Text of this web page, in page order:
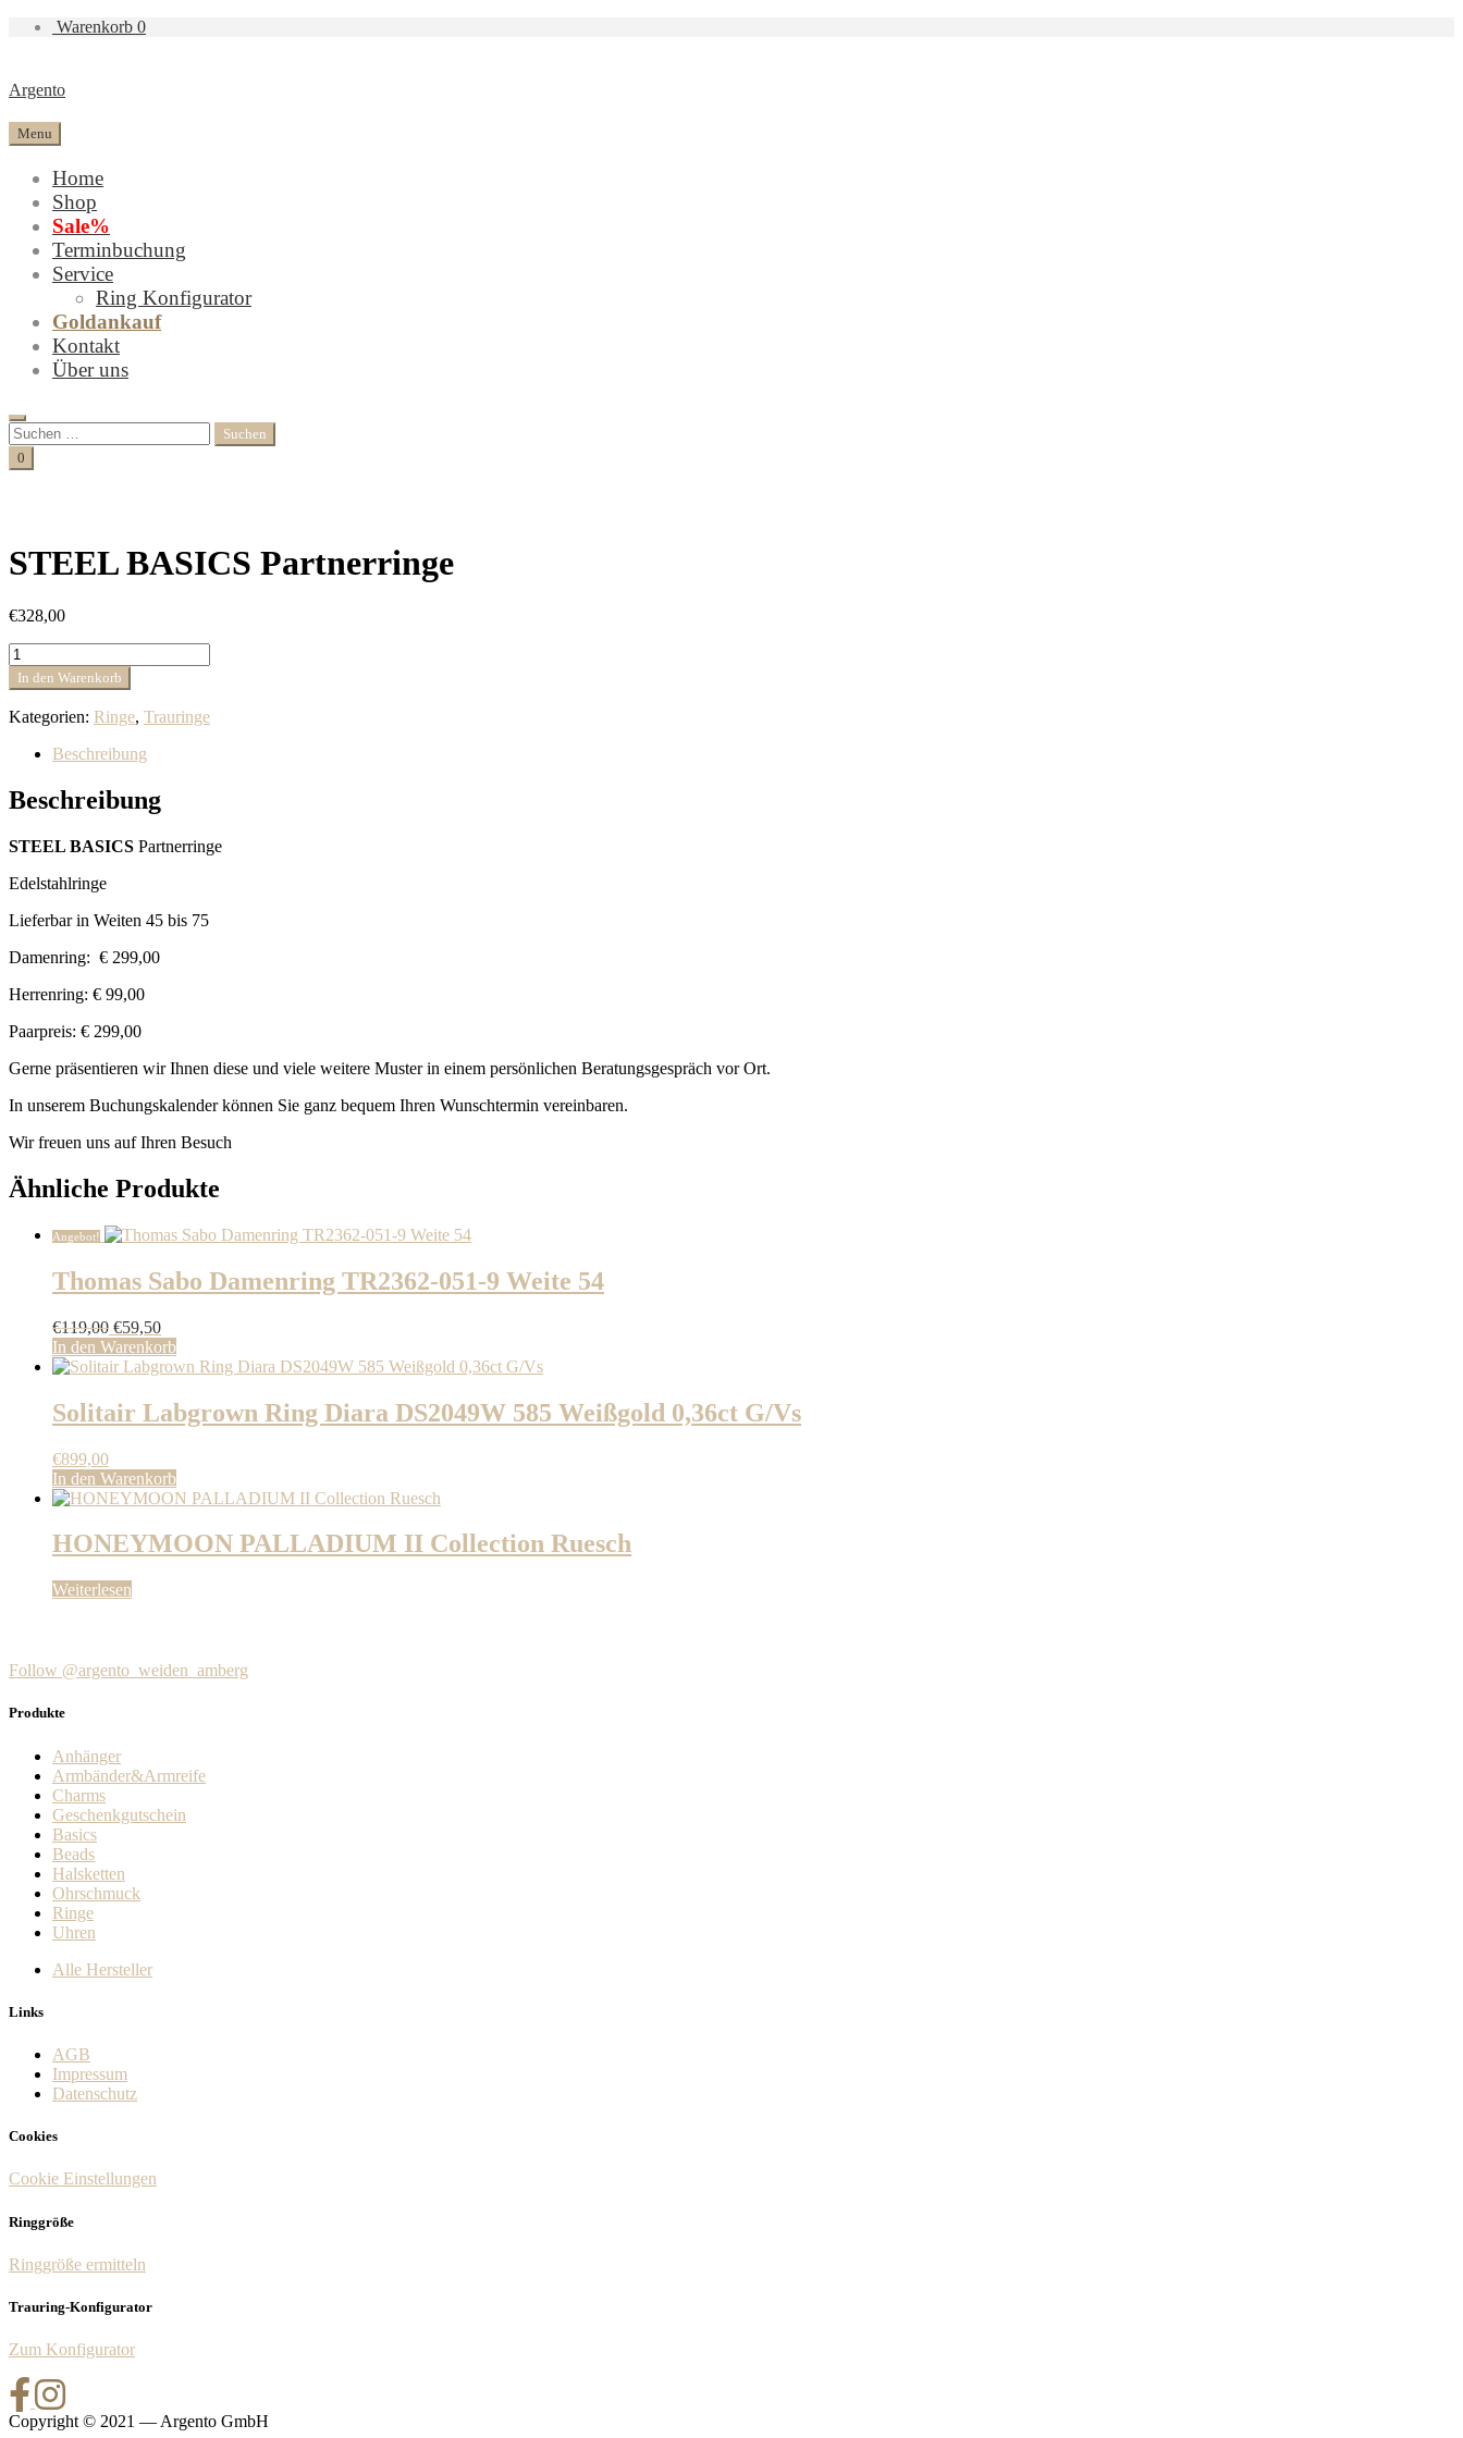
Warenkorb 0
Argento
Menu
Home
Shop
Sale%
Terminbuchung
Service
Ring Konfigurator
Goldankauf
Kontakt
Über uns
Search
Suchen
nach:
Cart
0
STEEL BASICS Partnerringe
€328,00
STEEL
BASICS
Partnerringe
Menge
In den Warenkorb
Kategorien: Ringe, Trauringe
Beschreibung
Beschreibung
STEEL BASICS Partnerringe
Edelstahlringe
Lieferbar in Weiten 45 bis 75
Damenring: € 299,00
Herrenring: € 99,00
Paarpreis: € 299,00
Gerne präsentieren wir Ihnen diese und viele weitere Muster in einem persönlichen Beratungsgespräch vor Ort.
In unserem Buchungskalender können Sie ganz bequem Ihren Wunschtermin vereinbaren.
Wir freuen uns auf Ihren Besuch
Ähnliche Produkte
Angebot!
Thomas Sabo Damenring TR2362-051-9 Weite 54
€119,00 Ursprünglicher
Preis
war:
€59,50Aktueller
Preis
ist:
In den Warenkorb
Solitair Labgrown Ring Diara DS2049W 585 Weißgold 0,36ct G/Vs
€899,00
In den Warenkorb
HONEYMOON PALLADIUM II Collection Ruesch
Weiterlesen
Follow @argento_weiden_amberg
Produkte
Anhänger
Armbänder&Armreife
Charms
Geschenkgutschein
Basics
Beads
Halsketten
Ohrschmuck
Ringe
Uhren
Alle Hersteller
Links
AGB
Impressum
Datenschutz
Cookies
Cookie Einstellungen
Ringgröße
Ringgröße ermitteln
Trauring-Konfigurator
Zum Konfigurator
Copyright © 2021 — Argento GmbH